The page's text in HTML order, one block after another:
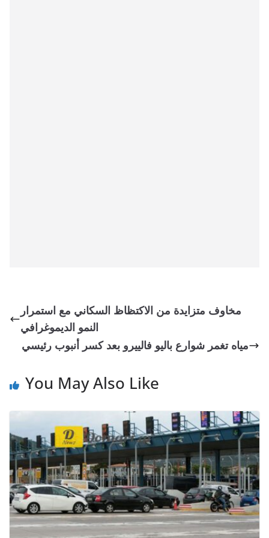
مخاوف متزايدة من الاكتظاظ السكاني مع استمرار
النمو الديموغرافي
مياه تغمر شوارع باليو فالييرو بعد كسر أنبوب رئيسي
You May Also Like